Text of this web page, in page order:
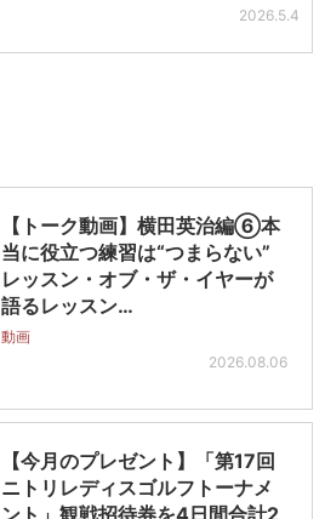
2026.5.4
【トーク動画】横田英治編⑥本
当に役立つ練習は“つまらない”
レッスン・オブ・ザ・イヤーが
語るレッスン…
動画
2026.08.06
【今月のプレゼント】「第17回
ニトリレディスゴルフトーナメ
ント」観戦招待券を4日間合計2